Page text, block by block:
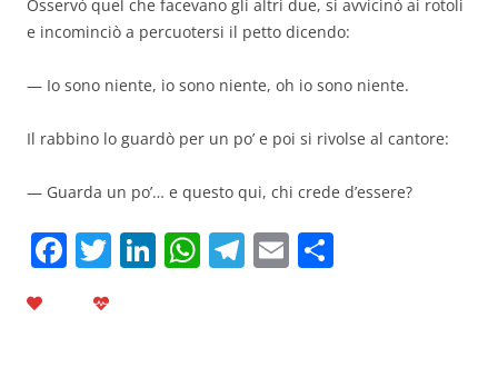
Osservò quel che facevano gli altri due, si avvicinò ai rotoli
e incominciò a percuotersi il petto dicendo:
— Io sono niente, io sono niente, oh io sono niente.
Il rabbino lo guardò per un po’ e poi si rivolse al cantore:
— Guarda un po’… e questo qui, chi crede d’essere?
F T Li W T E